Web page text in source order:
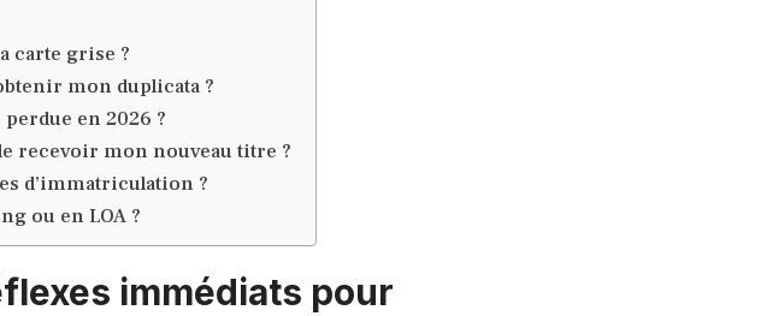
carte grise ?
mon duplicata ?
en 2026 ?
recevoir mon nouveau titre ?
d’immatriculation ?
ou en LOA ?
immédiats pour